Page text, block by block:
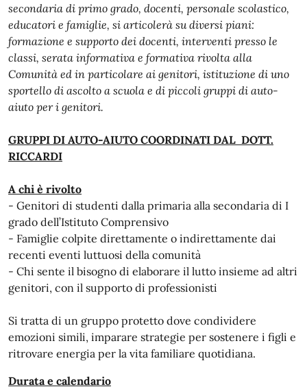
secondaria di primo grado, docenti, personale scolastico,
educatori e famiglie, si articolerà su diversi piani:
formazione e supporto dei docenti, interventi presso le
classi, serata informativa e formativa rivolta alla
Comunità ed in particolare ai genitori, istituzione di uno
sportello di ascolto a scuola e di piccoli gruppi di auto-
aiuto per i genitori.
GRUPPI DI AUTO-AIUTO COORDINATI DAL DOTT.
RICCARDI
A chi è rivolto
- Genitori di studenti dalla primaria alla secondaria di I
grado dell’Istituto Comprensivo
- Famiglie colpite direttamente o indirettamente dai
recenti eventi luttuosi della comunità
- Chi sente il bisogno di elaborare il lutto insieme ad altri
genitori, con il supporto di professionisti
Si tratta di un gruppo protetto dove condividere
emozioni simili, imparare strategie per sostenere i figli e
ritrovare energia per la vita familiare quotidiana.
Durata e calendario